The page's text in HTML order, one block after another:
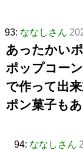
93: ななしさん
あったかい
ポップコー
で作って出
ポン菓子も
94: ななしさん